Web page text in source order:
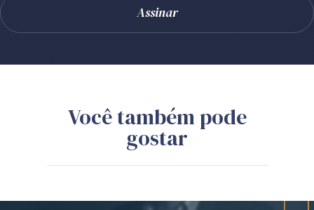
Você também pode
gostar